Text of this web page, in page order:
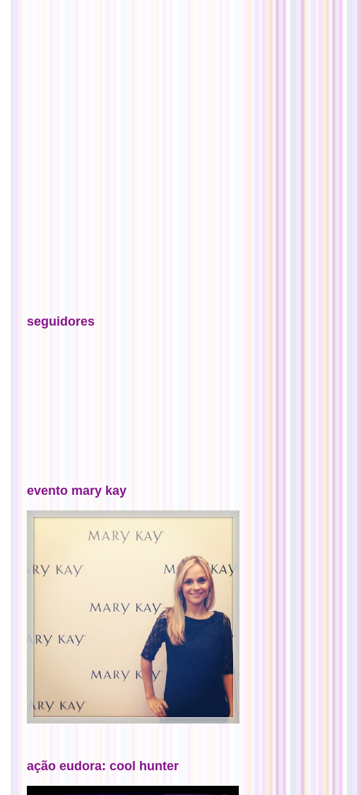
seguidores
evento mary kay
ação eudora: cool hunter